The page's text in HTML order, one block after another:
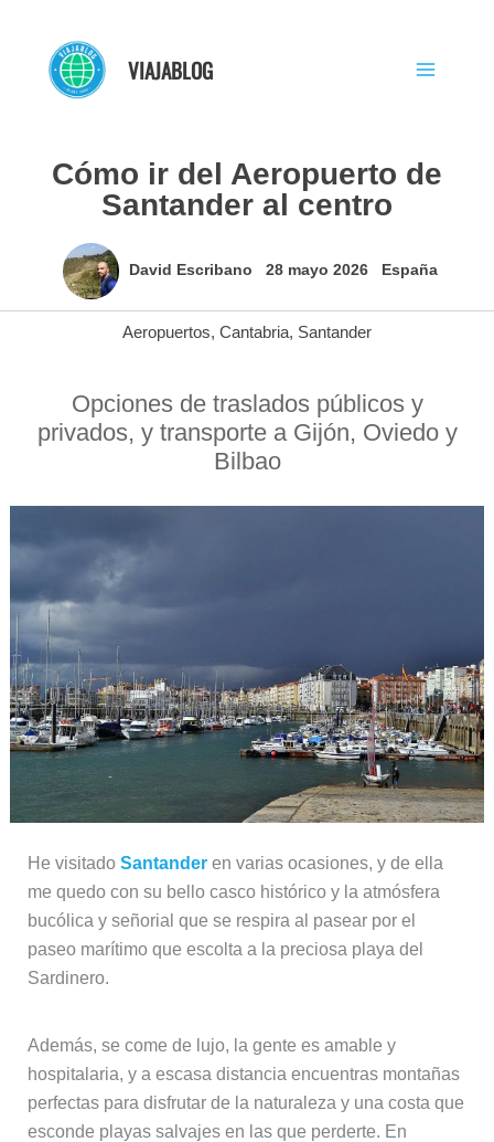
contenido
VIAJABLOG
Cómo ir del Aeropuerto de
Santander al centro
David Escribano 28 mayo 2026 España
Aeropuertos, Cantabria, Santander
Opciones de traslados públicos y
privados, y transporte a Gijón, Oviedo y
Bilbao
He visitado Santanderen varias ocasiones, y de ella
me quedo con su bello casco histórico y la atmósfera
bucólica y señorial que se respira al pasear por el
paseo marítimo que escolta a la preciosa playa del
Sardinero.
Además, se come de lujo, la gente es amable y
hospitalaria, y a escasa distancia encuentras montañas
perfectas para disfrutar de la naturaleza y una costa que
esconde playas salvajes en las que perderte. En